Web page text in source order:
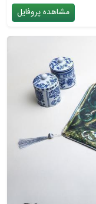
مشاهده پروفایل